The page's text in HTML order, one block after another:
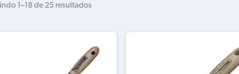
1–18 de 25 resultados